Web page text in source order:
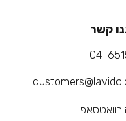
קשר
04-
בוואטסאפ